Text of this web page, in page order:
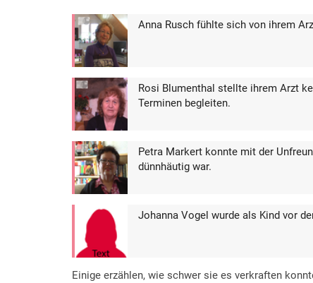
Anna Rusch fühlte sich von ihrem
Rosi Blumenthal stellte ihrem Arzt
Terminen begleiten.
Petra Markert konnte mit der
dünnhäutig war.
Johanna Vogel wurde als Kind vor
Einige erzählen, wie schwer sie es verkraften